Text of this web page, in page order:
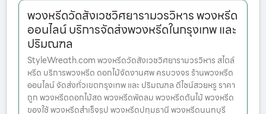
พวงหรีดวัดสังเวชวิศยารามวรวิหาร พวงหรีด
ออนไลน์ บริการจัดส่งพวงหรีดในกรุงเทพ และ
ปริมณฑล
StyleWreath.com พวงหรีดวัดสังเวชวิศยารามวรวิหาร สไตล์
หรีด บริการพวงหรีด ดอกไม้จัดงานศพ ครบวงจร ร้านพวงหรีด
ออนไลน์ จัดส่งทั่วเขตกรุงเทพ และ ปริมณฑล ดีไซน์สวยหรู ราคา
ถูก พวงหรีดดอกไม้สด พวงหรีดพัดลม พวงหรีดต้นไม้ พวงหรีด
ของใช้ พวงหรีดสำเร็จรูป พวงหรีดปทุมธานี พวงหรีดนนทบุรี